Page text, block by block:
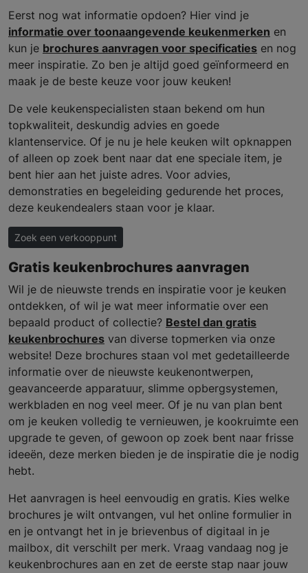
Eerst nog wat informatie opdoen? Hier vind je
informatie over toonaangevende keukenmerken en
kun je brochures aanvragen voor specificaties en nog
meer inspiratie. Zo ben je altijd goed geïnformeerd en
maak je de beste keuze voor jouw keuken!
De vele keukenspecialisten staan bekend om hun
topkwaliteit, deskundig advies en goede
klantenservice. Of je nu je hele keuken wilt opknappen
of alleen op zoek bent naar dat ene speciale item, je
bent hier aan het juiste adres. Voor advies,
demonstraties en begeleiding gedurende het proces,
deze keukendealers staan voor je klaar.
Zoek een verkooppunt
Gratis keukenbrochures aanvragen
Wil je de nieuwste trends en inspiratie voor je keuken
ontdekken, of wil je wat meer informatie over een
bepaald product of collectie? Bestel dan gratis
keukenbrochures van diverse topmerken via onze
website! Deze brochures staan vol met gedetailleerde
informatie over de nieuwste keukenontwerpen,
geavanceerde apparatuur, slimme opbergsystemen,
werkbladen en nog veel meer. Of je nu van plan bent
om je keuken volledig te vernieuwen, je kookruimte een
upgrade te geven, of gewoon op zoek bent naar frisse
ideeën, deze merken bieden je de inspiratie die je nodig
hebt.
Het aanvragen is heel eenvoudig en gratis. Kies welke
brochures je wilt ontvangen, vul het online formulier in
en je ontvangt het in je brievenbus of digitaal in je
mailbox, dit verschilt per merk. Vraag vandaag nog je
keukenbrochures aan en zet de eerste stap naar jouw